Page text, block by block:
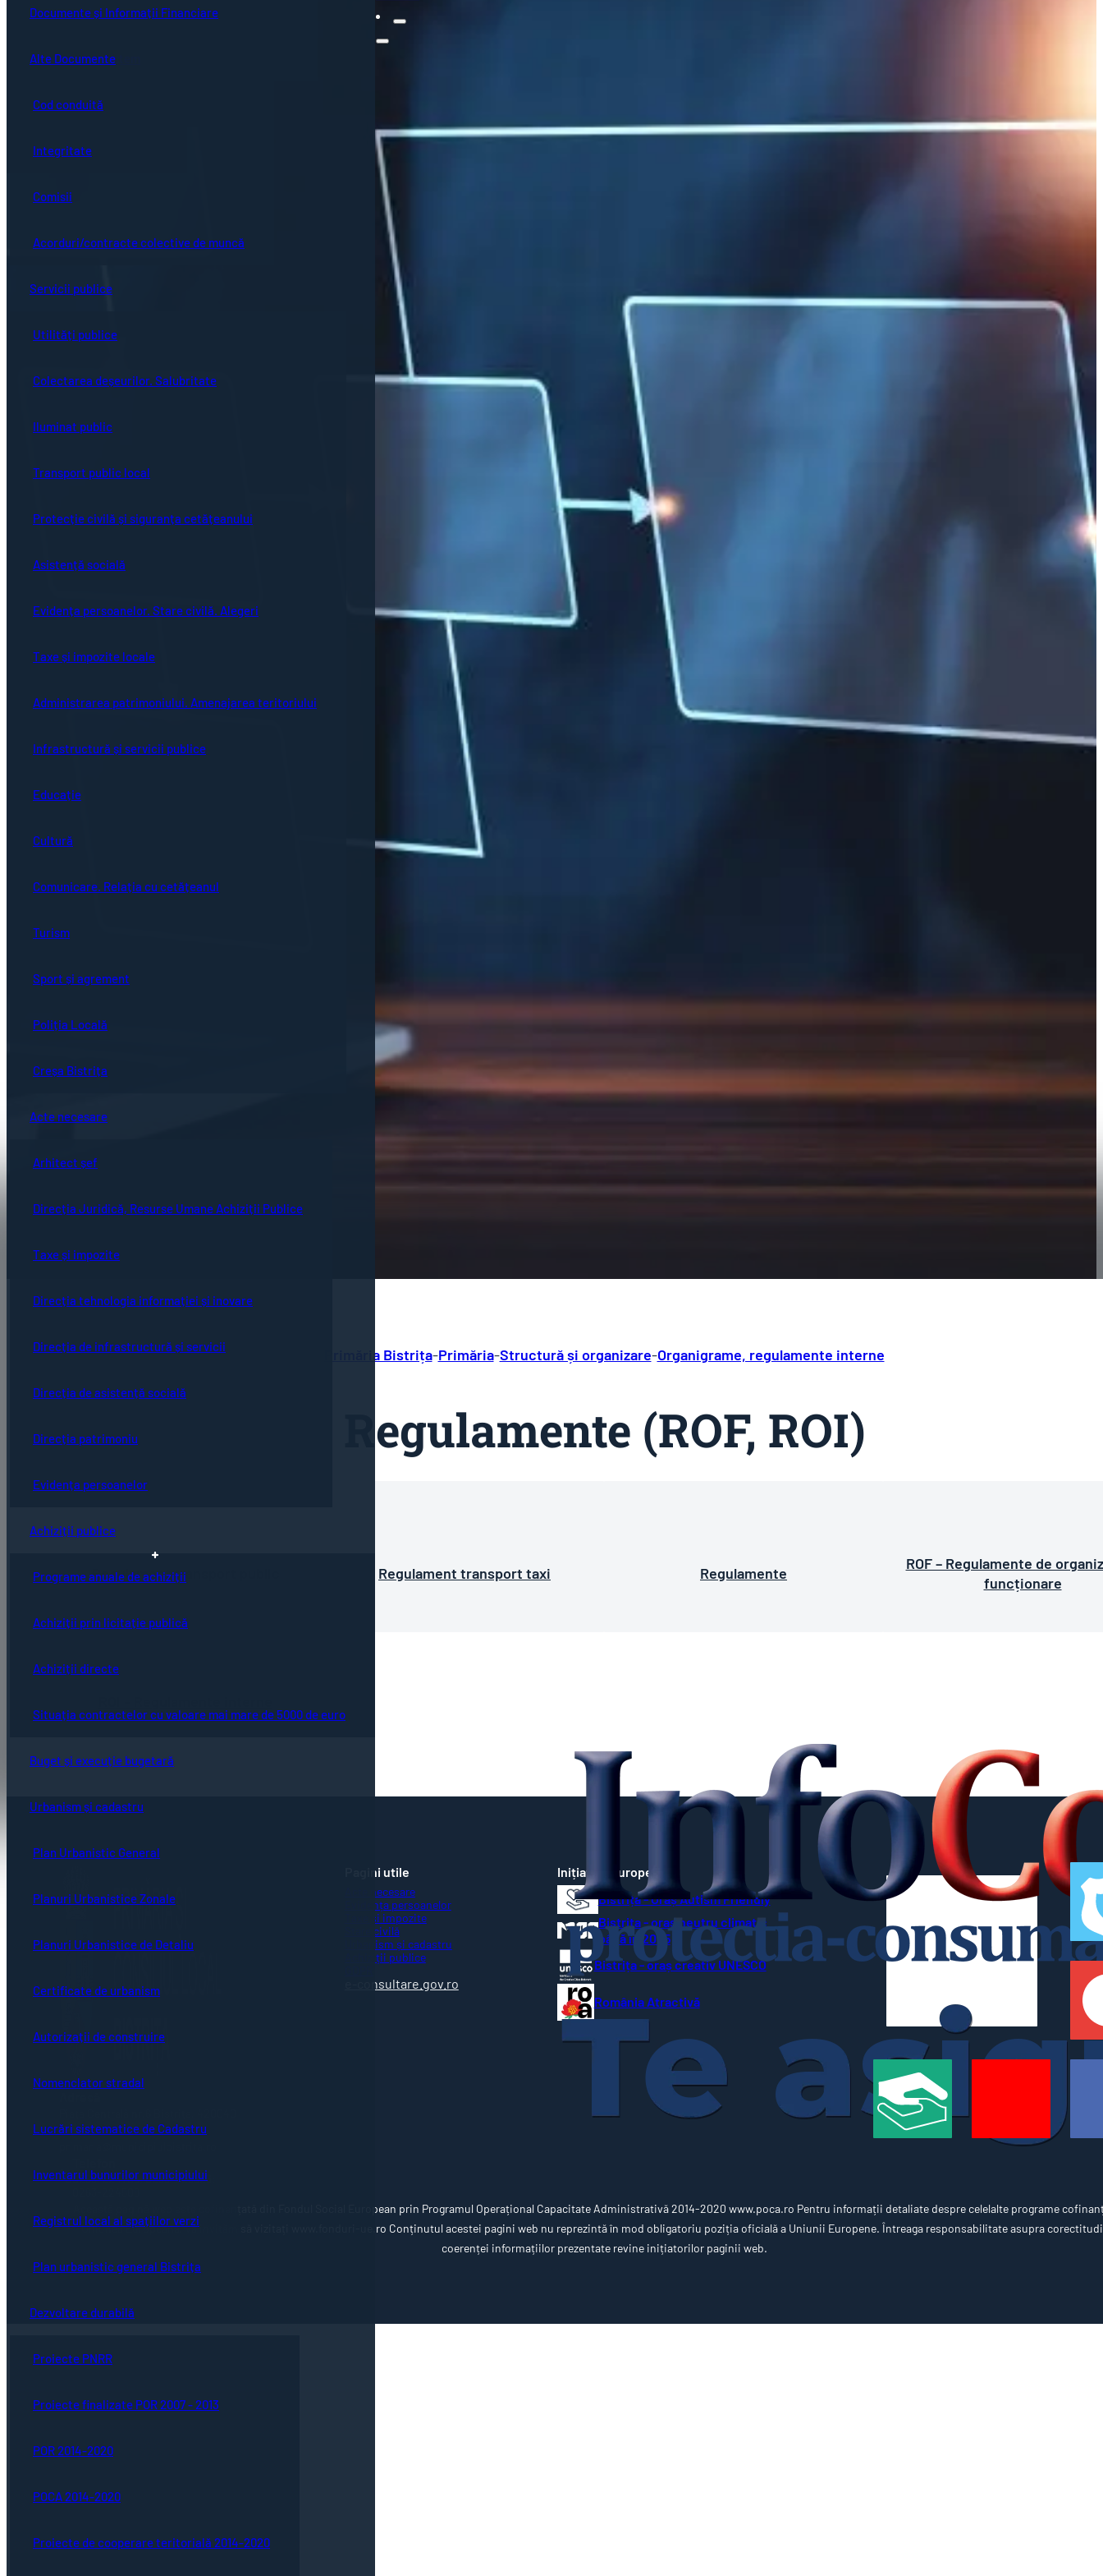
Guvernanță corporativă
Bistrița turistică
Evenimente locale
Hartă oraș
Ședințe online
Documente ședință
Hotărârile Consiliului Local
Concursuri
Proceduri de sistem
Cod conduită
Integritate
Comisii
Acorduri/contracte colective de muncă
Servicii publice
Utilități publice
Colectarea deșeurilor. Salubritate
Iluminat public
Transport public local
Protecție civilă și siguranța cetățeanului
Asistență socială
Evidența persoanelor. Stare civilă. Alegeri
Taxe și impozite locale
Administrarea patrimoniului. Amenajarea teritoriului
Infrastructură și servicii publice
Educație
Cultură
Comunicare. Relația cu cetățeanul
Turism
Sport și agrement
Poliția Locală
Creșa Bistrița
Acte necesare
Arhitect șef
Direcția Juridică, Resurse Umane Achiziții Publice
Taxe și impozite
Direcția tehnologia informației și inovare
Direcția de infrastructură și servicii
Direcția de asistență socială
Direcția patrimoniu
Evidența persoanelor
Achiziții publice
Programe anuale de achiziții
Achiziții prin licitație publică
Achiziții directe
Situația contractelor cu valoare mai mare de 5000 de euro
Buget și execuție bugetară
Urbanism și cadastru
Plan Urbanistic General
Planuri Urbanistice Zonale
Planuri Urbanistice de Detaliu
Certificate de urbanism
Autorizații de construire
Nomenclator stradal
Lucrări sistematice de Cadastru
Inventarul bunurilor municipiului
Registrul local al spațiilor verzi
Plan urbanistic general Bistrița
Dezvoltare durabilă
Proiecte PNRR
Proiecte finalizate POR 2007 - 2013
POR 2014-2020
POCA 2014-2020
Proiecte de cooperare teritorială 2014-2020
Documente și Informații Financiare
Alte Documente
Primăria Bistrița-Primăria-Structură și organizare-Organigrame, regulamente interne
Regulamente (ROF, ROI)
Regulament transport public Regulament transport taxi Regulamente
ROF – Regulamente de
funcționare
Email
0263-224706; 0263-223923;
Pagini utile
Acte necesare
Evidența persoanelor
Taxe și impozite
Stare civilă
Urbanism și cadastru
Achiziții publice
e-consultare.gov.ro
Inițiative Europene
Bistrița - Oraș Autism Friendly
Bistrița - oraș neutru climatic
până în 2035
Bistrița - oraș creativ UNESCO
România Atractivă
Această pagină web este cofinanțată din Fondul Social European prin Programul Operațional Capacitate Administrativă 2014-2020 www.poca.ro Pentru informații detaliate despre celelalte programe
Uniunea Europeană, vă invităm să vizitați www.fonduri-ue.ro Conținutul acestei pagini web nu reprezintă în mod obligatoriu poziția oficială a Uniunii Europene. Întreaga responsabilitate asupra
coerenței informațiilor prezentate revine inițiatorilor paginii web.